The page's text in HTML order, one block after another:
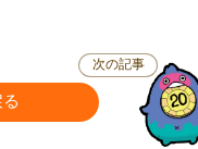
次の記事